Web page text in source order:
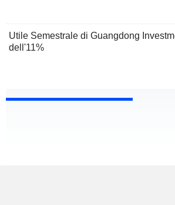
Utile Semestrale di Guangdong
dell'11%